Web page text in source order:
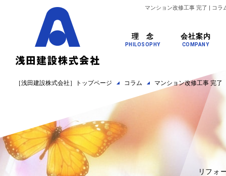
マンション改修工事 完了 | コ
理 念
PHILOSOPHY
会社案内
COMPANY
リフォ
［浅田建設株式会社］トップページ コラム マンション改修工事 完了